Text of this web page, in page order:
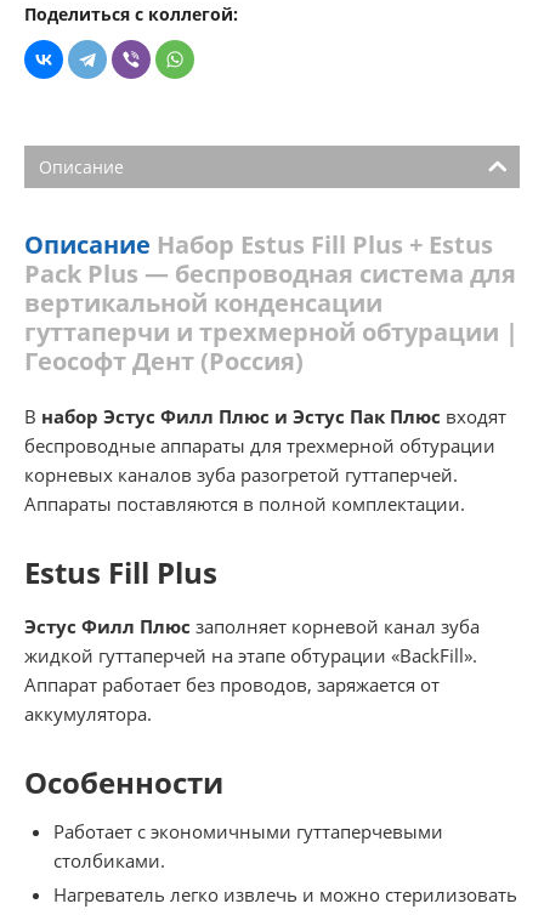
Поделиться с коллегой:
Описание
Описание Набор Estus Fill Plus + Estus
Pack Plus — беспроводная система для
вертикальной конденсации
гуттаперчи и трехмерной обтурации |
Геософт Дент (Россия)
В набор Эстус Филл Плюс и Эстус Пак Плюс входят
беспроводные аппараты для трехмерной обтурации
корневых каналов зуба разогретой гуттаперчей.
Аппараты поставляются в полной комплектации.
Estus Fill Plus
Эстус Филл Плюс заполняет корневой канал зуба
жидкой гуттаперчей на этапе обтурации «BackFill».
Аппарат работает без проводов, заряжается от
аккумулятора.
Особенности
Работает с экономичными гуттаперчевыми
столбиками.
Нагреватель легко извлечь и можно стерилизовать